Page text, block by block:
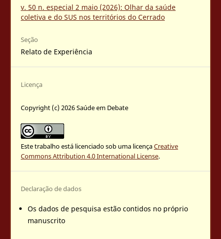
v. 50 n. especial 2 maio (2026): Olhar da saúde
coletiva e do SUS nos territórios do Cerrado
Seção
Relato de Experiência
Licença
Copyright (c) 2026 Saúde em Debate
Este trabalho está licenciado sob uma licençaCreative
Commons Attribution 4.0 International License.
Declaração de dados
Os dados de pesquisa estão contidos no próprio
manuscrito